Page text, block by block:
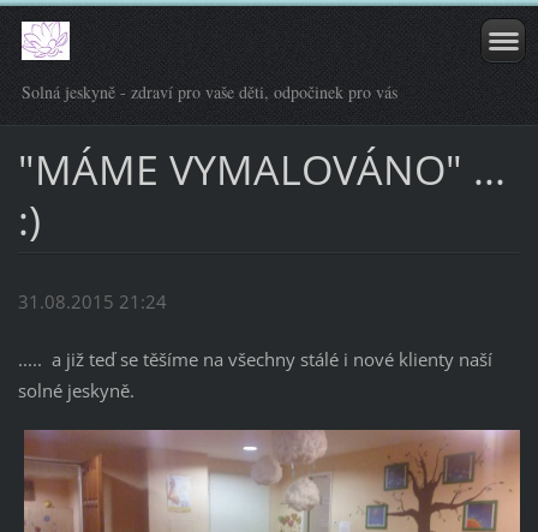
Solná jeskyně - zdraví pro vaše děti, odpočinek pro vás
"MÁME VYMALOVÁNO" ...
:)
31.08.2015 21:24
..... a již teď se těšíme na všechny stálé i nové klienty naší
solné jeskyně.